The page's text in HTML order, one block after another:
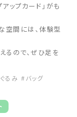
ップカード」がも
空間には、体験型
るので、ぜひ足を
るみ #バッグ